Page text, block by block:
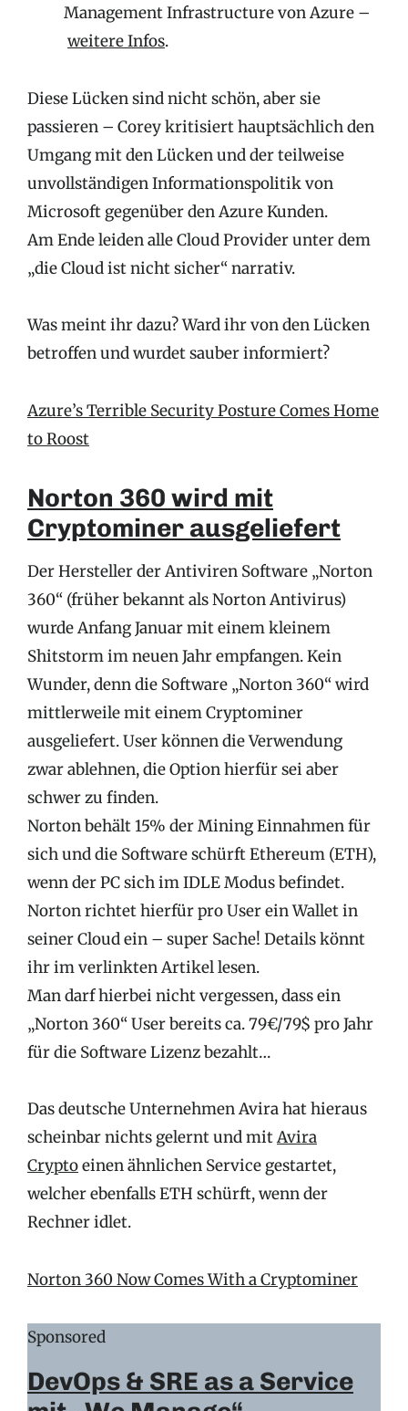
Management Infrastructure von Azure –
weitere Infos.
Diese Lücken sind nicht schön, aber sie
passieren – Corey kritisiert hauptsächlich den
Umgang mit den Lücken und der teilweise
unvollständigen Informationspolitik von
Microsoft gegenüber den Azure Kunden.
Am Ende leiden alle Cloud Provider unter dem
„die Cloud ist nicht sicher“ narrativ.
Was meint ihr dazu? Ward ihr von den Lücken
betroffen und wurdet sauber informiert?
Azure’s Terrible Security Posture Comes Home
to Roost
Norton 360 wird mit
Cryptominer ausgeliefert
Der Hersteller der Antiviren Software „Norton
360“ (früher bekannt als Norton Antivirus)
wurde Anfang Januar mit einem kleinem
Shitstorm im neuen Jahr empfangen. Kein
Wunder, denn die Software „Norton 360“ wird
mittlerweile mit einem Cryptominer
ausgeliefert. User können die Verwendung
zwar ablehnen, die Option hierfür sei aber
schwer zu finden.
Norton behält 15% der Mining Einnahmen für
sich und die Software schürft Ethereum (ETH),
wenn der PC sich im IDLE Modus befindet.
Norton richtet hierfür pro User ein Wallet in
seiner Cloud ein – super Sache! Details könnt
ihr im verlinkten Artikel lesen.
Man darf hierbei nicht vergessen, dass ein
„Norton 360“ User bereits ca. 79€/79$ pro Jahr
für die Software Lizenz bezahlt…
Das deutsche Unternehmen Avira hat hieraus
scheinbar nichts gelernt und mitAvira
Cryptoeinen ähnlichen Service gestartet,
welcher ebenfalls ETH schürft, wenn der
Rechner idlet.
Norton 360 Now Comes With a Cryptominer
Sponsored
DevOps & SRE as a Service